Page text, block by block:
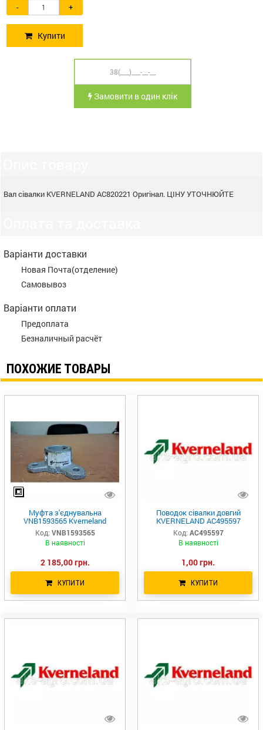
- +
Купити
Замовити в один клік
Вал сівалки KVERNELAND AC820221 Оригінал. ЦІНУ УТОЧНЮЙТЕ
Варіанти доставки
Новая Почта(отделение)
Самовывоз
Варіанти оплати
Предоплата
Безналичный расчёт
ПОХОЖИЕ ТОВАРЫ
Муфта з'єднувальна
VNB1593565 Kverneland
Код: VNB1593565
В наявності
2 185,00 грн.
КУПИТИ
Поводок сівалки довгий
KVERNELAND AC495597
Код: AC495597
В наявності
1,00 грн.
КУПИТИ